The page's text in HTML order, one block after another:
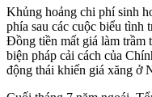
Khủng hoảng chi phí sinh
phía sau các cuộc biểu tình
Đồng tiền mất giá làm trầm
biện pháp cải cách của
động thái khiến giá xăng ở